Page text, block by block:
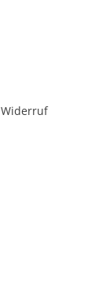
Widerruf